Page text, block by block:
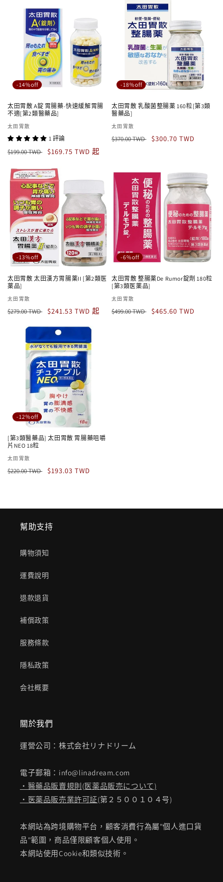
-14%off
太田胃散 A錠 胃腸藥-快速緩解胃腸
不適[第2類醫藥品]
廠
商：
太田胃散
1 評論
定
$199.00 TWD
售
$169.75 TWD 起
-18%off
太田胃散 乳酸菌整腸薬 160粒[第3類
醫藥品]
廠
商：
太田胃散
定
$370.00 TWD
售
$300.70 TWD
-13%off
太田胃散 太田漢方胃腸薬II [第2類医
薬品]
廠
商：
太田胃散
定
$279.00 TWD
售
$241.53 TWD 起
-6%off
太田胃散 整腸薬De Rumor錠劑 180粒
[第3類医薬品]
廠
商：
太田胃散
定
$499.00 TWD
售
$465.60 TWD
-12%off
[第3類醫藥品] 太田胃散 胃腸藥咀嚼
片NEO 18粒
廠
商：
太田胃散
定
$220.00 TWD
售
$193.03 TWD
幫助支持
購物須知
運費說明
退款退貨
補償政策
服務條款
隱私政策
会社概要
關於我們
運營公司：株式会社リナドリーム
電子郵箱：info@linadream.com
・醫藥品販賣規則(医薬品販売について)
・医薬品販売業許可証(第２５００１０４号)
本網站為跨境購物平台，顧客消費行為屬"個人進口貨
品"範圍，商品僅限顧客個人使用。
本網站使用Cookie和類似技術。